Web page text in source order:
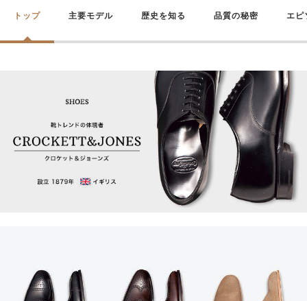
トップ 主要モデル 歴史を知る 品質の秘密 エピ
LIFESTYLE
サイトマップ